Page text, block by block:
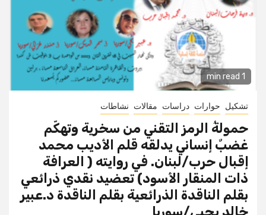
1 min read
تشكيل حوارات دراسات مقالات نشاطات
حمولةُ الرمز التقني من سخرية وتهكّم
غضبٌ إنساني يدلقه قلم الأديب محمد
إقبال حرب/لبنان. في روايته ( العرافة
ذات المنقار الأسود) تعضيد نقدي ذرائعي
بقلم الناقدة الذرائعية بقلم الناقدة د.عبير
خالد يحيي/سوريا